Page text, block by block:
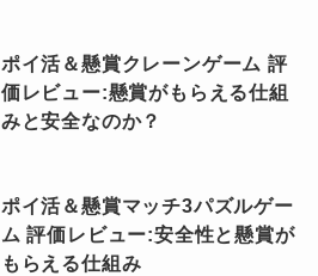
ポイ活＆懸賞クレーンゲーム 評
価レビュー:懸賞がもらえる仕組
みと安全なのか？
ポイ活＆懸賞マッチ3パズルゲー
ム 評価レビュー:安全性と懸賞が
もらえる仕組み